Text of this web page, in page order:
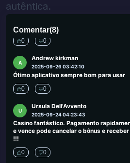
autêntica.
Comentar(8)
B
Bebop
Melhor cassino de saques imediatos de
0 0
A
Andrew kirkman
2025-09-26 03:42:10
Ótimo aplicativo sempre bom para usar
0 0
U
Ursula Dell'Avvento
2025-09-24 04:23:43
Casino fantástico. Pagamento
e vence pode cancelar o bônus e
!!!
0 0